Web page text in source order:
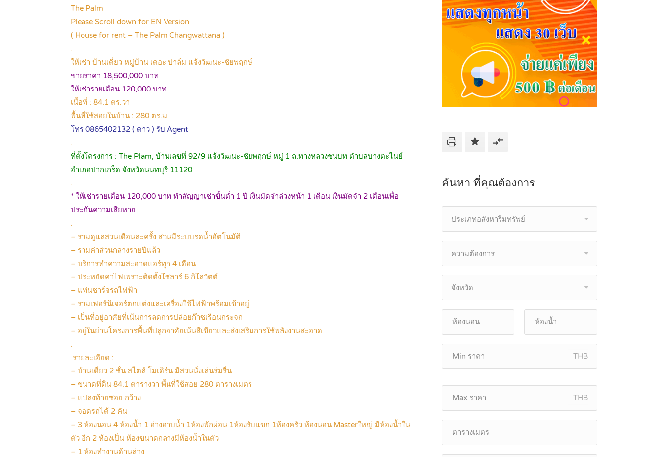
The Palm
Please Scroll down for EN Version
( House for rent – The Palm Changwattana )
.
ให้เช่า บ้านเดี่ยว หมู่บ้าน เดอะ ปาล์ม แจ้งวัฒนะ-ชัยพฤกษ์
ขายราคา 18,500,000 บาท
ให้เช่ารายเดือน 120,000 บาท
เนื้อที่ : 84.1 ตร.วา
พื้นที่ใช้สอยในบ้าน : 280 ตร.ม
โทร 0865402132 ( ดาว ) รับ Agent
.
ที่ตั้งโครงการ : The Plam, บ้านเลขที่ 92/9 แจ้งวัฒนะ-ชัยพฤกษ์ หมู่ 1 ถ.ทางหลวงชนบท ตำบลบางตะไนย์
อำเภอปากเกร็ด จังหวัดนนทบุรี 11120
.
* ให้เช่ารายเดือน 120,000 บาท ทำสัญญาเช่าขั้นต่ำ 1 ปี เงินมัดจำล่วงหน้า 1 เดือน เงินมัดจำ 2 เดือนเพื่อ
ประกันความเสียหาย
.
– รวมดูแลสวนเดือนละครั้ง สวนมีระบบรดน้ำอัตโนมัติ
– รวมค่าส่วนกลางรายปีแล้ว
– บริการทำความสะอาดแอร์ทุก 4 เดือน
– ประหยัดค่าไฟเพราะติดตั้งโซลาร์ 6 กิโลวัตต์
– แท่นชาร์จรถไฟฟ้า
– รวมเฟอร์นิเจอร์ตกแต่งและเครื่องใช้ไฟฟ้าพร้อมเข้าอยู่
– เป็นที่อยู่อาศัยที่เน้นการลดการปล่อยก๊าซเรือนกระจก
– อยู่ในย่านโครงการพื้นที่ปลูกอาศัยเน้นสีเขียวและส่งเสริมการใช้พลังงานสะอาด
.
รายละเอียด :
– บ้านเดี่ยว 2 ชั้น สไตล์ โมเดิร์น มีสวนนั่งเล่นร่มรื่น
– ขนาดที่ดิน 84.1 ตารางวา พื้นที่ใช้สอย 280 ตารางเมตร
– แปลงท้ายซอย กว้าง
– จอดรถได้ 2 คัน
– 3 ห้องนอน 4 ห้องน้ำ 1 อ่างอาบน้ำ 1ห้องพักผ่อน 1ห้องรับแขก 1ห้องครัว ห้องนอน Masterใหญ่ มีห้องน้ำใน
ตัว อีก 2 ห้องเป็น ห้องขนาดกลางมีห้องน้ำในตัว
– 1 ห้องทำงานด้านล่าง
ค้นหา ที่คุณต้องการ
ประเภทอสังหาริมทรัพย์
ความต้องการ
จังหวัด
THB
THB